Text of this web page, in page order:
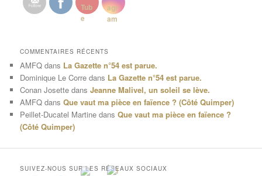
COMMENTAIRES RÉCENTS
AMFQ dans La Gazette n°54 est parue.
Dominique Le Corre dans La Gazette n°54 est parue.
Conan Josette dansJeanne Malivel, un soleil se lève.
AMFQ dansQue vaut ma pièce en faïence ? (Côté Quimper)
Peillet-Ducatel Martine dansQue vaut ma pièce en faïence ?
(Côté Quimper)
SUIVEZ-NOUS SUR LES RÉSEAUX SOCIAUX